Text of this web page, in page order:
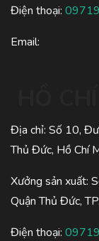
Điện thoại:
Email:
Địa chỉ: Số 10,
Thủ Đức, Hồ Chí
Xưởng sản xuất:
Quận Thủ Đức,
Điện thoại: